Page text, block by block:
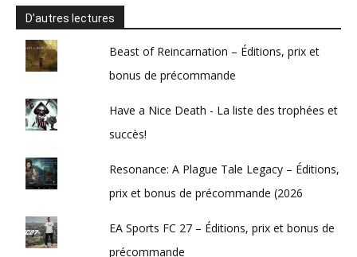
D’autres lectures
Beast of Reincarnation – Éditions, prix et
bonus de précommande
Have a Nice Death - La liste des trophées et
succès!
Resonance: A Plague Tale Legacy – Éditions,
prix et bonus de précommande (2026
EA Sports FC 27 – Éditions, prix et bonus de
précommande